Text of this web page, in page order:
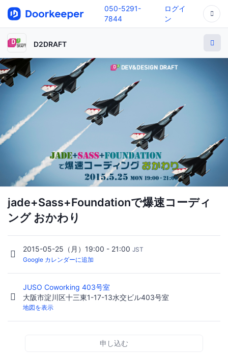
050-5291-
7844
ログイ
ン
D2DRAFT
jade+Sass+Foundationで爆速コーディ
ング おかわり
2015-05-25（月）19:00 - 21:00 JST
Google カレンダーに追加
JUSO Coworking 403号室
大阪市淀川区十三東1-17-13水交ビル403号室
地図を表示
申し込む